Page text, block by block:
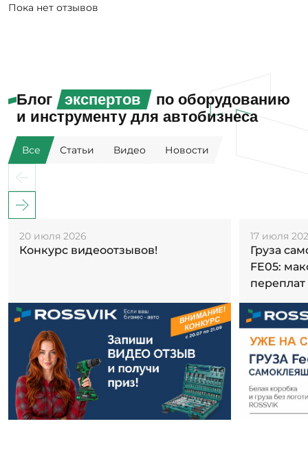
Пока нет отзывов
Блог экспертов
по оборудованию
и инструменту для автобизнеса
Все Статьи Видео Новости
20 июля 2026
Конкурс видеоотзывов!
17 июля
Груза
FE05:
переплат